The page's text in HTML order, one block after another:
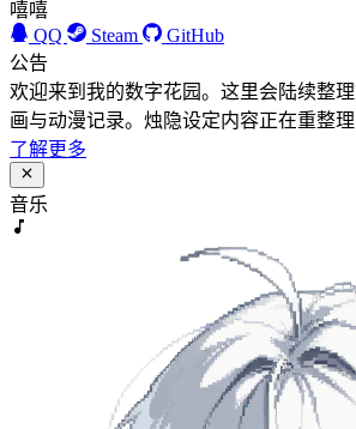
嘻嘻
QQ
Steam
GitHub
公告
欢迎来到我的数字花园。这里会陆续整
画与动漫记录。烛隐设定内容正在重整理
了解更多
音乐